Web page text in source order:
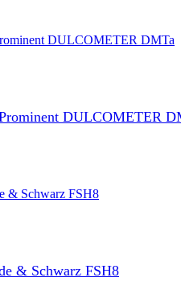
DULCOMETER
& Schwarz FSH8